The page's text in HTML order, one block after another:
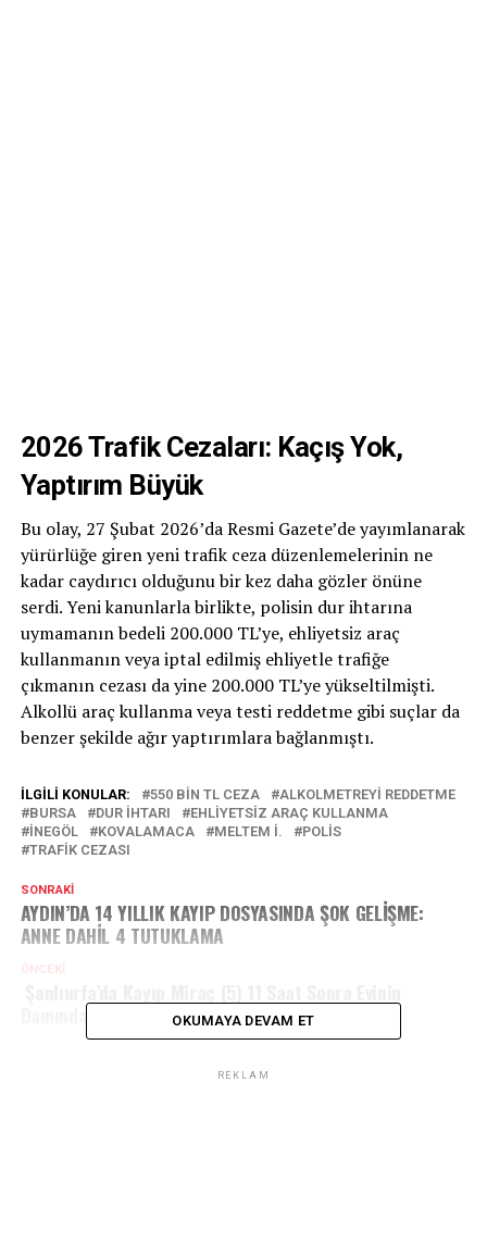
2026 Trafik Cezaları: Kaçış Yok,
Yaptırım Büyük
Bu olay, 27 Şubat 2026’da Resmi Gazete’de yayımlanarak
yürürlüğe giren yeni trafik ceza düzenlemelerinin ne
kadar caydırıcı olduğunu bir kez daha gözler önüne
serdi. Yeni kanunlarla birlikte, polisin dur ihtarına
uymamanın bedeli 200.000 TL’ye, ehliyetsiz araç
kullanmanın veya iptal edilmiş ehliyetle trafiğe
çıkmanın cezası da yine 200.000 TL’ye yükseltilmişti.
Alkollü araç kullanma veya testi reddetme gibi suçlar da
benzer şekilde ağır yaptırımlara bağlanmıştı.
İLGILI KONULAR: 550 BIN TL CEZA
ALKOLMETREYI REDDETME
BURSA
DUR IHTARI
EHLIYETSIZ ARAÇ KULLANMA
İNEGÖL
KOVALAMACA MELTEM İ.
POLIS
TRAFIK CEZASI
SONRAKI
AYDIN’DA 14 YILLIK KAYIP DOSYASINDA ŞOK GELİŞME:
ANNE DAHİL 4 TUTUKLAMA
ÖNCEKI
Damında Ölü BulunduOKUMAYA DEVAM ET
REKLAM